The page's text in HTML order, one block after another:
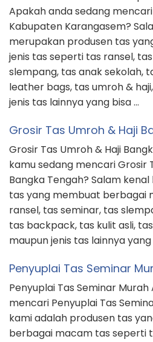
Apakah anda sedang
Kabupaten Karangasem?
merupakan produsen tas
jenis tas seperti tas ransel,
slempang, tas anak sekolah,
leather bags, tas umroh &
jenis tas lainnya yang bisa …
Grosir Tas Umroh & Haji
Grosir Tas Umroh & Haji
kamu sedang mencari Grosir
Bangka Tengah? Salam
tas yang membuat berbagai
ransel, tas seminar, tas
tas backpack, tas kulit asli,
maupun jenis tas lainnya
Penyuplai Tas Seminar
Penyuplai Tas Seminar
mencari Penyuplai Tas
kami adalah produsen tas
berbagai macam tas seperti